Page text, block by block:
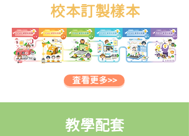
校本訂製樣本
査看更多>>
教學配套